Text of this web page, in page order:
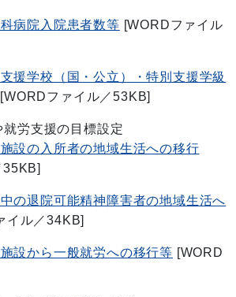
病院入院患者数等 [WORDファイル
援学校（国・公立）・特別支援学級
[WORDファイル／53KB]
支援の目標設定
設の入所者の地域生活への移行
35KB]
の退院可能精神障害者の地域生活へ
イル／34KB]
設から一般就労への移行等 [WORD